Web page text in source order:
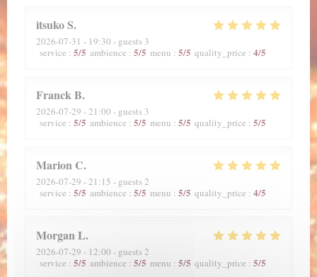
itsukoS
2026-07-31 - 19:30 - guests 3
service : 5/5 ambience : 5/5 menu : 5/5 quality_price : 4/5
FranckB
2026-07-29 - 21:00 - guests 3
service : 5/5 ambience : 5/5 menu : 5/5 quality_price : 5/5
Marion C
2026-07-29 - 21:15 - guests 2
service : 5/5 ambience : 5/5 menu : 5/5 quality_price : 4/5
MorganL
2026-07-29 - 12:00 - guests 2
service : 5/5 ambience : 5/5 menu : 5/5 quality_price : 5/5